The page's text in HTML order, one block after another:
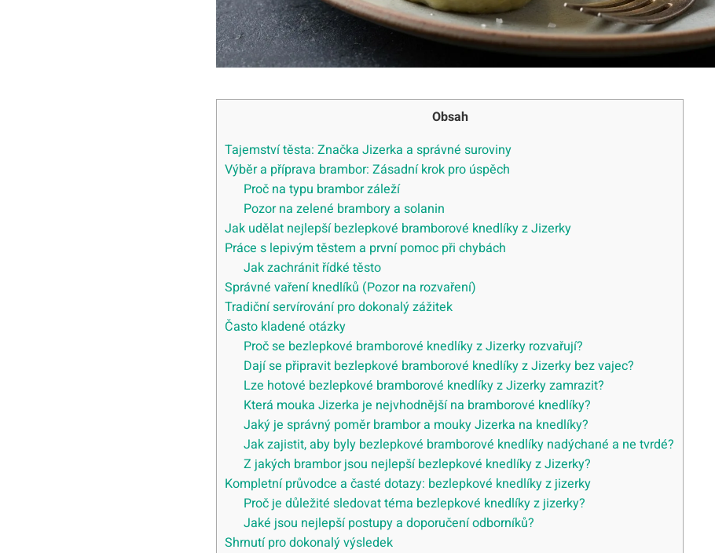
Obsah
Tajemství těsta: Značka Jizerka a správné suroviny
Výběr a příprava brambor: Zásadní krok pro úspěch
Proč na typu brambor záleží
Pozor na zelené brambory a solanin
Jak udělat nejlepší bezlepkové bramborové knedlíky z Jizerky
Práce s lepivým těstem a první pomoc při chybách
Jak zachránit řídké těsto
Správné vaření knedlíků (Pozor na rozvaření)
Tradiční servírování pro dokonalý zážitek
Často kladené otázky
Proč se bezlepkové bramborové knedlíky z Jizerky rozvařují?
Dají se připravit bezlepkové bramborové knedlíky z Jizerky bez vajec?
Lze hotové bezlepkové bramborové knedlíky z Jizerky zamrazit?
Která mouka Jizerka je nejvhodnější na bramborové knedlíky?
Jaký je správný poměr brambor a mouky Jizerka na knedlíky?
Jak zajistit, aby byly bezlepkové bramborové knedlíky nadýchané a ne tvrdé?
Z jakých brambor jsou nejlepší bezlepkové knedlíky z Jizerky?
Kompletní průvodce a časté dotazy: bezlepkové knedlíky z jizerky
Proč je důležité sledovat téma bezlepkové knedlíky z jizerky?
Jaké jsou nejlepší postupy a doporučení odborníků?
Shrnutí pro dokonalý výsledek